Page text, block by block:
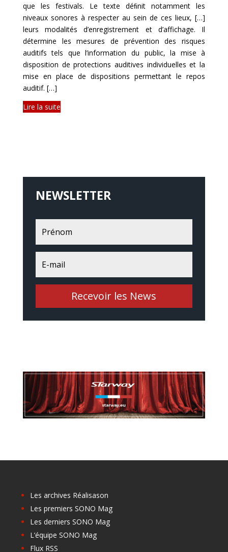
que les festivals. Le texte déﬁnit notamment les
niveaux sonores à respecter au sein de ces lieux, […]
leurs modalités d’enregistrement et d’affichage. Il
détermine les mesures de prévention des risques
auditifs tels que l’information du public, la mise à
disposition de protections auditives individuelles et la
mise en place de dispositions permettant le repos
auditif. […]
Lire la suite
NEWSLETTER
Recevoir les News
Les archives Réalisason
Les premiers SONO Mag
Les derniers SONO Mag
L’équipe SONO Mag
Flux RSS